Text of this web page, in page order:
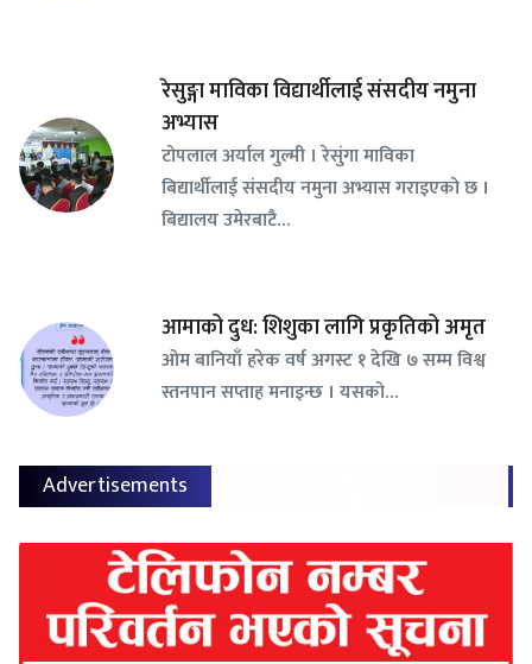
रेसुङ्गा माविका विद्यार्थीलाई संसदीय नमुना
अभ्यास
टोपलाल अर्याल गुल्मी । रेसुंगा माविका
बिद्यार्थीलाई संसदीय नमुना अभ्यास गराइएको छ ।
बिद्यालय उमेरबाटै…
आमाको दुध: शिशुका लागि प्रकृतिको अमृत
ओम बानियाँ हरेक वर्ष अगस्ट १ देखि ७ सम्म विश्व
स्तनपान सप्ताह मनाइन्छ । यसको…
Advertisements